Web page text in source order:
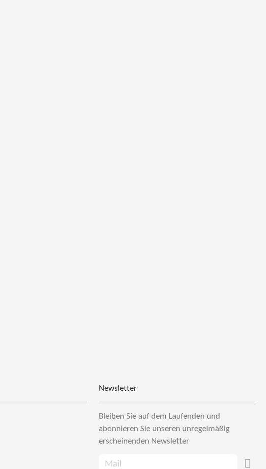
Newsletter
Bleiben Sie auf dem Laufenden und
abonnieren Sie unseren unregelmäßig
erscheinenden Newsletter